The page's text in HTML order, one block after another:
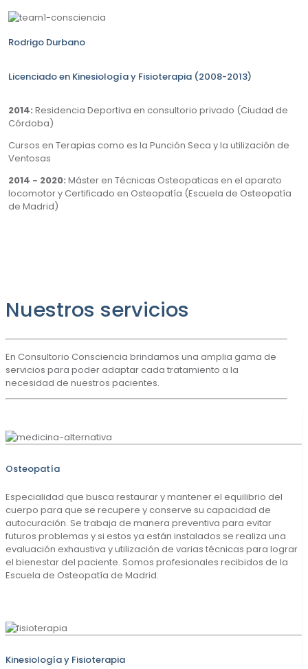
Rodrigo Durbano
Licenciado en Kinesiología y Fisioterapia (2008-2013)
2014: Residencia Deportiva en consultorio privado (Ciudad de
Córdoba)
Cursos en Terapias como es la Punción Seca y la utilización de
Ventosas
2014 - 2020: Máster en Técnicas Osteopaticas en el aparato
locomotor y Certificado en Osteopatía (Escuela de Osteopatía
de Madrid)
Nuestros servicios
En Consultorio Consciencia brindamos una amplia gama de
servicios para poder adaptar cada tratamiento a la
necesidad de nuestros pacientes.
Osteopatía
Especialidad que busca restaurar y mantener el equilibrio del
cuerpo para que se recupere y conserve su capacidad de
autocuración. Se trabaja de manera preventiva para evitar
futuros problemas y si estos ya están instalados se realiza una
evaluación exhaustiva y utilización de varias técnicas para lograr
el bienestar del paciente. Somos profesionales recibidos de la
Escuela de Osteopatía de Madrid.
Kinesiología y Fisioterapia